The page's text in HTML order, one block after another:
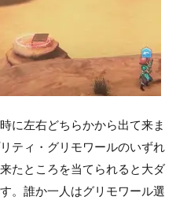
に左右どちらかから出て来ま
ティ・グリモワールのいずれ
たところを当てられると大ダ
。誰か一人はグリモワール選